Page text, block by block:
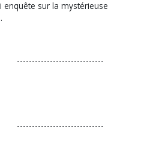
enquête sur la mystérieuse